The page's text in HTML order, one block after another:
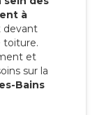
à
devant
toiture.
et
sur la
Bains